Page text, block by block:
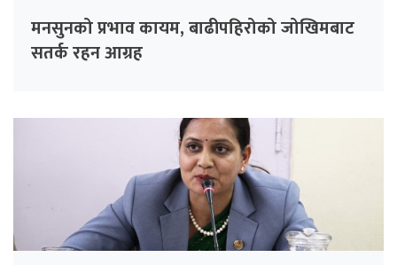
मनसुनको प्रभाव कायम, बाढीपहिरोको जोखिमबाट
सतर्क रहन आग्रह